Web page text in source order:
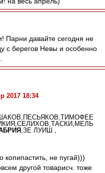
Парни давайте сегодня не
с берегов Невы и особенно
2017 18:34
,ЗЕ ЛУИШ ,
копипастить, не пугай)))
другой товарисч. тоже